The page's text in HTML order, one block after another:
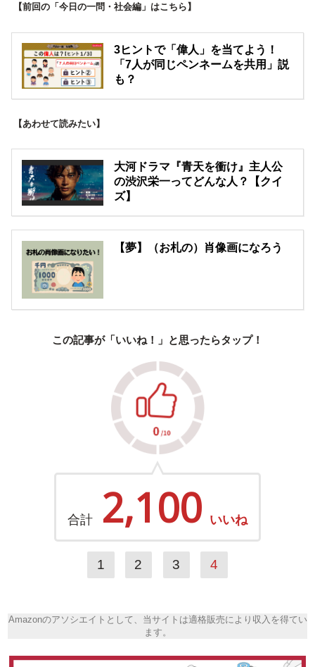
【前回の「今日の一問・社会編」はこちら】
3ヒントで「偉人」を当てよう！
「7人が同じペンネームを共用」説
も？
【あわせて読みたい】
大河ドラマ『青天を衝け』主人公
の渋沢栄一ってどんな人？【クイ
ズ】
【夢】（お札の）肖像画になろう
この記事が「いいね！」と思ったらタップ！
合計 2,100 いいね
1 2 3 4
Amazonのアソシエイトとして、当サイトは適格販売により収入を得てい
ます。